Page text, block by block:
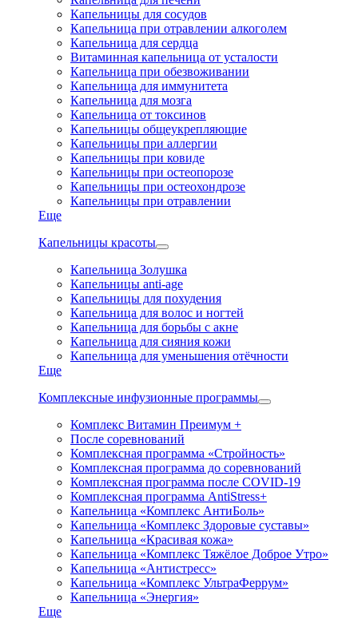
Капельницы для сосудов
Капельница при отравлении алкоголем
Капельница для сердца
Витаминная капельница от усталости
Капельница при обезвоживании
Капельница для иммунитета
Капельница для мозга
Капельница от токсинов
Капельницы общеукрепляющие
Капельницы при аллергии
Капельницы при ковиде
Капельницы при остеопорозе
Капельницы при остеохондрозе
Капельницы при отравлении
Еще
Капельницы красоты
Капельница Золушка
Капельницы anti-age
Капельницы для похудения
Капельница для волос и ногтей
Капельница для борьбы с акне
Капельница для сияния кожи
Капельница для уменьшения отёчности
Еще
Комплексные инфузионные программы
Комплекс Витамин Преимум +
После соревнований
Комплексная программа «Стройность»
Комплексная программа до соревнований
Комплексная программа после COVID-19
Комплексная программа AntiStress+
Капельница «Комплекс АнтиБоль»
Капельница «Комплекс Здоровые суставы»
Капельница «Красивая кожа»
Капельница «Комплекс Тяжёлое Доброе Утро»
Капельница «Антистресс»
Капельница «Комплекс УльтраФеррум»
Капельница «Энергия»
Еще